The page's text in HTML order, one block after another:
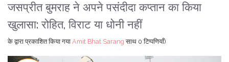
जसप्रीत बुमराह ने अपने पसंदीदा कप्तान का किया
खुलासा: रोहित, विराट या धोनी नहीं
के द्वारा प्रकाशित किया गया Amit Bhat Sarang साथ 0 टिप्पणियाँ)